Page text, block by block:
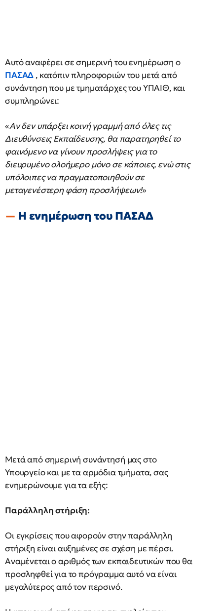
Αυτό αναφέρει σε σημερινή του ενημέρωση ο
ΠΑΣΑΔ , κατόπιν πληροφοριών του μετά από
συνάντηση που με τμηματάρχες του ΥΠΑΙΘ, και
συμπληρώνει:
«Αν δεν υπάρξει κοινή γραμμή από όλες τις
Διευθύνσεις Εκπαίδευσης, θα παρατηρηθεί το
φαινόμενο να γίνουν προσλήψεις για το
διευρυμένο ολοήμερο μόνο σε κάποιες, ενώ στις
υπόλοιπες να πραγματοποιηθούν σε
μεταγενέστερη φάση προσλήψεων!»
Η ενημέρωση του ΠΑΣΑΔ
Μετά από σημερινή συνάντησή μας στο
Υπουργείο και με τα αρμόδια τμήματα, σας
ενημερώνουμε για τα εξής:
Παράλληλη στήριξη:
Οι εγκρίσεις που αφορούν στην παράλληλη
στήριξη είναι αυξημένες σε σχέση με πέρσι.
Αναμένεται ο αριθμός των εκπαιδευτικών που θα
προσληφθεί για το πρόγραμμα αυτό να είναι
μεγαλύτερος από τον περσινό.